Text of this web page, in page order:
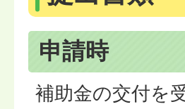
申請時
補助金の交付を